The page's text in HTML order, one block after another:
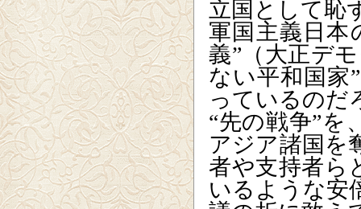
立国として恥
軍国主義日本
義”（大正デ
ない平和国家
っているのだ
“先の戦争”を
アジア諸国を
者や支持者ら
いるような安